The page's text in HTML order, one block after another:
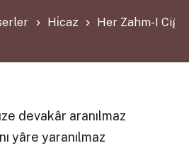
Hi̇caz Her Zahm-I
devakâr aranılmaz
yâre yaranılmaz